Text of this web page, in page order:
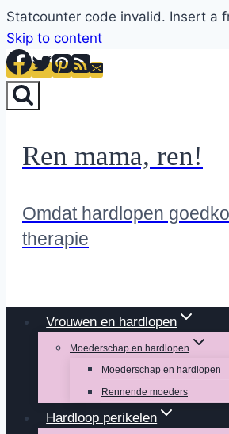
Statcounter code invalid. Insert a
Skip to content
Ren mama, ren!
Omdat hardlopen
therapie
Vrouwen en hardlopen
Moederschap en hardlopen
Moederschap en hardlopen
Rennende moeders
Hardloop perikelen